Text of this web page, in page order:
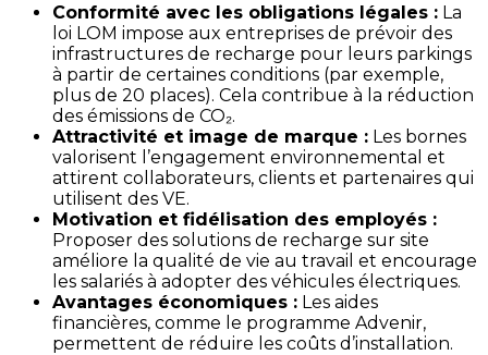
Conformité avec les obligations légales : La
loi LOM impose aux entreprises de prévoir des
infrastructures de recharge pour leurs parkings
à partir de certaines conditions (par exemple,
plus de 20 places). Cela contribue à la réduction
des émissions de CO₂.
Attractivité et image de marque : Les bornes
valorisent l’engagement environnemental et
attirent collaborateurs, clients et partenaires qui
utilisent des VE.
Motivation et fidélisation des employés :
Proposer des solutions de recharge sur site
améliore la qualité de vie au travail et encourage
les salariés à adopter des véhicules électriques.
Avantages économiques : Les aides
financières, comme le programme Advenir,
permettent de réduire les coûts d’installation.